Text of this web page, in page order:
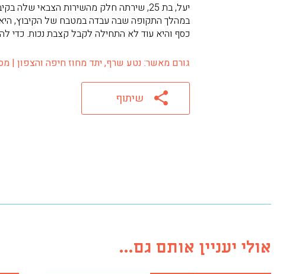
יעל, בת 25, שירתה חלק מהשירות הצבאי
במהלך התקופה שבה עבדה במטבח של הקיבוץ, היא
כסף והיא עוד לא התחילה לקבל קצבת נכות. כדי
גורם מאשר: נטע שרף, יתד מחוז חיפה והצפון | מספר
שיתוף
אולי יעניין אותם גם...